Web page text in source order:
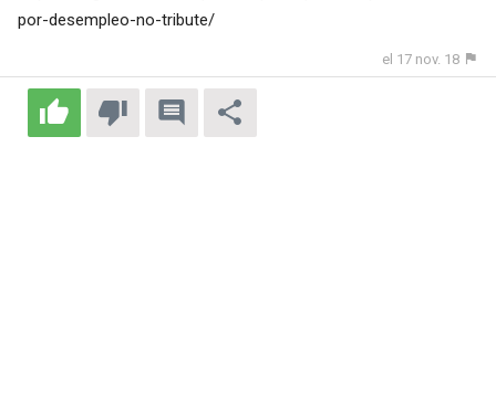
por-desempleo-no-tribute/
el 17 nov. 18